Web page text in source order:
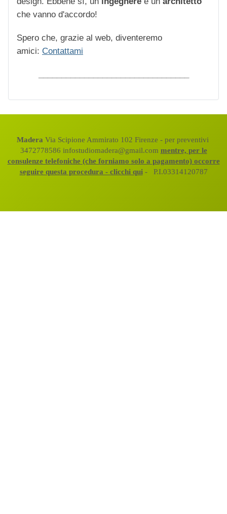
che vanno d'accordo!
Spero che, grazie al web, diventeremo
amici: Contattami
Madera Via Scipione Ammirato 102 Firenze - per preventivi
3472778586 infostudiomadera@gmail.com mentre, per le
consulenze telefoniche (che forniamo solo a pagamento) occorre
seguire questa procedura - clicchi qui - P.I.03314120787